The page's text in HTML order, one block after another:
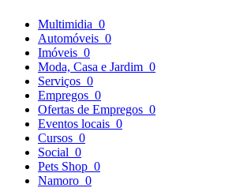
Multimidia 0
Automóveis 0
Imóveis 0
Moda, Casa e Jardim 0
Serviços 0
Empregos 0
Ofertas de Empregos 0
Eventos locais 0
Cursos 0
Social 0
Pets Shop 0
Namoro 0